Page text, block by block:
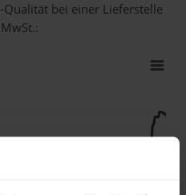
bei einer Lieferstelle